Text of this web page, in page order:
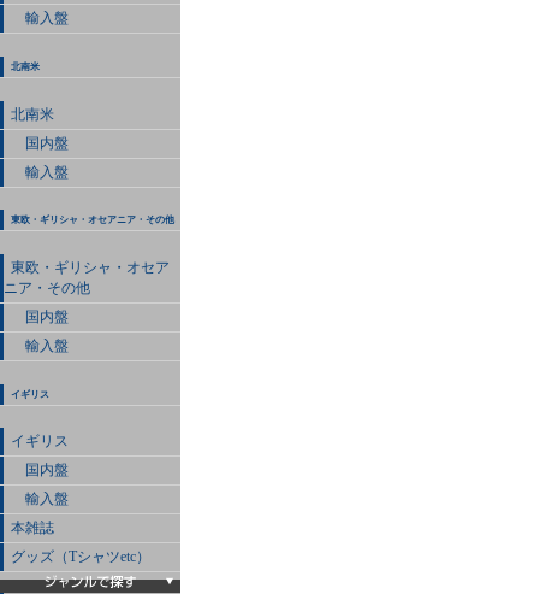
輸入盤
北南米
北南米
国内盤
輸入盤
東欧・ギリシャ・オセアニア・その他
東欧・ギリシャ・オセア
ニア・その他
国内盤
輸入盤
イギリス
イギリス
国内盤
輸入盤
本雑誌
グッズ（Tシャツetc）